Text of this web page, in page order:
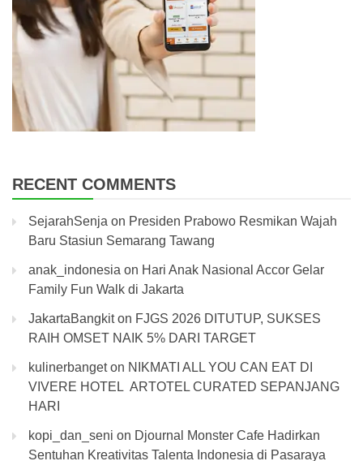
RECENT COMMENTS
SejarahSenja on Presiden Prabowo Resmikan Wajah
Baru Stasiun Semarang Tawang
anak_indonesia on Hari Anak Nasional Accor Gelar
Family Fun Walk di Jakarta
JakartaBangkiton FJGS 2026 DITUTUP, SUKSES
RAIH OMSET NAIK 5% DARI TARGET
kulinerbangeton NIKMATI ALL YOU CAN EAT DI
VIVERE HOTEL ARTOTEL CURATED SEPANJANG
HARI
kopi_dan_seni on Djournal Monster Cafe Hadirkan
Sentuhan Kreativitas Talenta Indonesia di Pasaraya